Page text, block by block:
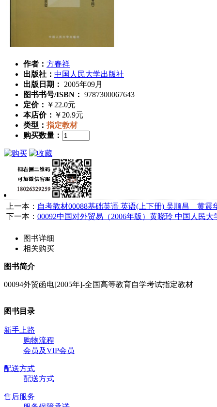
作者： 方春祥
出版社： 中国人民大学出版社
出版日期：
2005年09月
图书书号/ISBN： 9787300067643
定价： ￥22.0元
本店价： ￥20.9元
类型： 指定教材
购买数量：
上一本： 自考教材00088基础英语 英语(上下册) 吴顺昌 黄震
下一本： 00092中国对外贸易（2006年版）黄晓玲 中国人民
图书详细
相关购买
图书简介
00094外贸函电[2005年]-全国高等教育自学考试指定教材
图书目录
新手上路
购物流程
会员及VIP会员
配送方式
配送方式
售后服务